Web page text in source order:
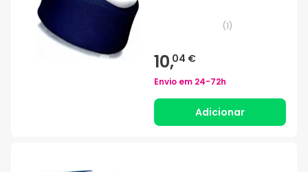
(1)
10,04 €
Envio em 24-72h
Adicionar